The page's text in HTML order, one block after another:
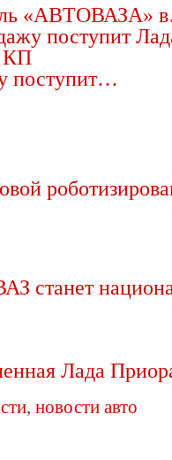
«АВТОВАЗА»
поступит…
станет
Лада
, новости авто